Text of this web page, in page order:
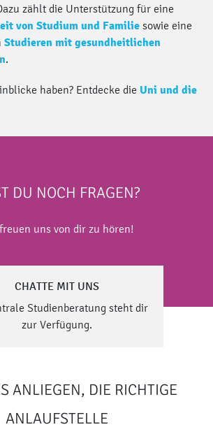
zählt die Unterstützung für eine
von Studium und Familie sowie eine
Studieren mit gesundheitlichen
.
haben? Entdecke die Uni und die
DU NOCH FRAGEN?
uns von dir zu hören!
CHATTE MIT UNS
Studienberatung steht dir
zur Verfügung.
ANLIEGEN, DIE RICHTIGE
ANLAUFSTELLE